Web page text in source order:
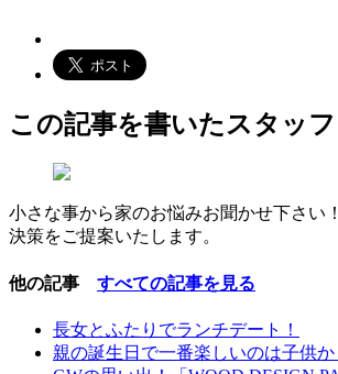
この記事を書いたスタッフ
小さな事から家のお悩みお聞かせ下さい
決策をご提案いたします。
他の記事 すべての記事を見る
長女とふたりでランチデート！
親の誕生日で一番楽しいのは子供か